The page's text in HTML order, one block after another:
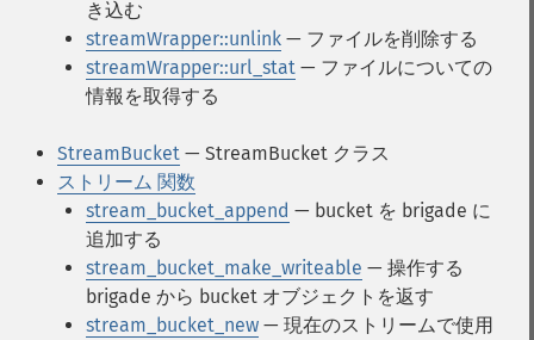
き込む
streamWrapper::unlink — ファイルを削除する
streamWrapper::url_stat — ファイルについての
情報を取得する
StreamBucket — StreamBucket クラス
ストリーム 関数
stream_bucket_append — bucket を brigade に
追加する
stream_bucket_make_writeable — 操作する
brigade から bucket オブジェクトを返す
stream_bucket_new — 現在のストリームで使用